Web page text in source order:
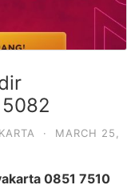
·
MARCH 25,
0851 7510